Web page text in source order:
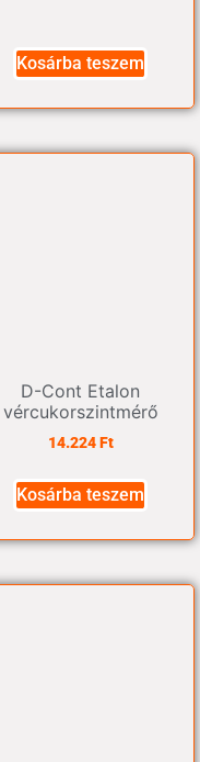
Kosárba teszem
D-Cont Etalon
vércukorszintmérő
14.224Ft
Kosárba teszem